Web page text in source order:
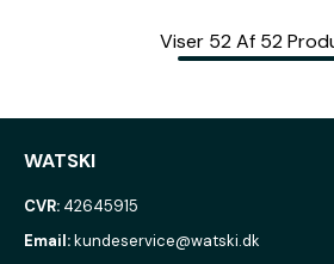
Viser 52 Af 52
WATSKI
CVR: 42645915
Email:kundeservice@watski.dk